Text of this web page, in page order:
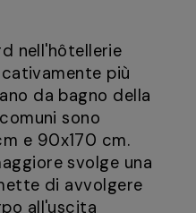
nell'hôtellerie
più
da bagno della
sono
e 90x170 cm.
svolge una
di avvolgere
all'uscita